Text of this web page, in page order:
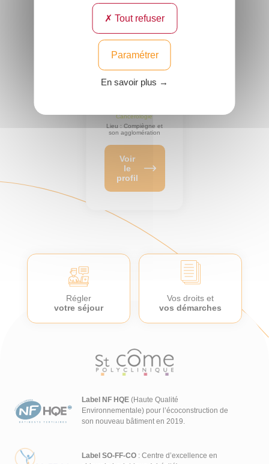
Docteur
Maximilien
HERAN
Cancérologie
Lieu : Compiègne et
son agglomération
Voir
le
profil
Régler
votre séjour
Vos droits et
vos démarches
Label NF HQE (Haute Qualité
Environnementale) pour l’écoconstruction de
son nouveau bâtiment en 2019.
Label SO-FF-CO : Centre d’excellence en
Tout refuser
Paramétrer
En savoir plus →